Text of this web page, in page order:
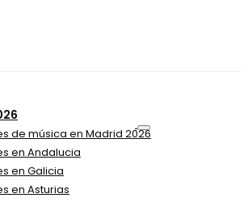
de música en Madrid 2026
en Andalucia
en Galicia
en Asturias